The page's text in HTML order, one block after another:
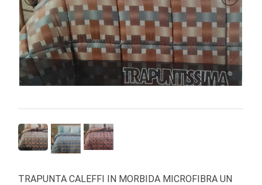
TRAPUNTA CALEFFI IN MORBIDA MICROFIBRA UN